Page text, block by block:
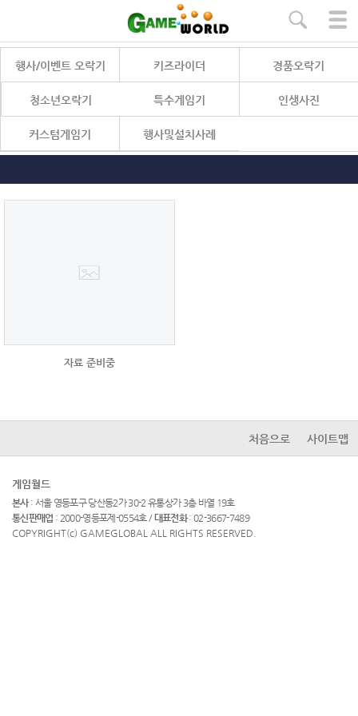
행사/이벤트 오락기 키즈라이더 경품오락기
청소년오락기 특수게임기 인생사진
커스텀게임기 행사및설치사례
자료 준비중
처음으로 사이트맵
게임월드
본사: 서울 영등포구 당산동2가 30-2 유통상가 3층 바열 19호
통신판매업 : 2000-영등포제-0554호 /대표전화: 02-3667-7489
COPYRIGHT(c) GAMEGLOBAL ALL RIGHTS RESERVED.